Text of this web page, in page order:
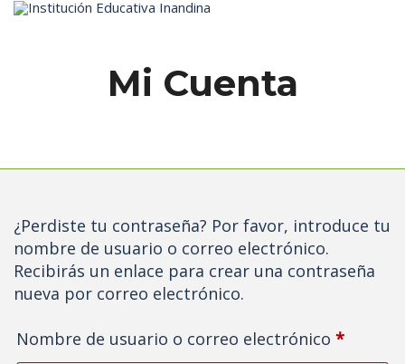
Inicio
Mi Cuenta
¿Perdiste tu contraseña? Por favor, introduce tu
nombre de usuario o correo electrónico.
Recibirás un enlace para crear una contraseña
nueva por correo electrónico.
Nombre de usuario o correo electrónico *